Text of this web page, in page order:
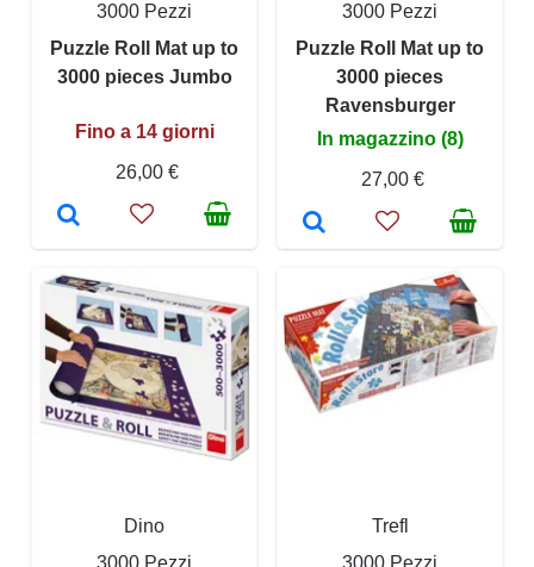
3000 Pezzi
Puzzle Roll Mat up to
3000 pieces Jumbo
Fino a 14 giorni
26,00 €
3000 Pezzi
Puzzle Roll Mat up to
3000 pieces
Ravensburger
In magazzino (8)
27,00 €
Dino
Trefl